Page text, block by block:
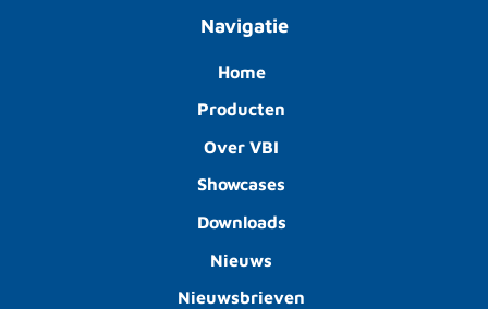
Navigatie
Home
Producten
Over VBI
Showcases
Downloads
Nieuws
Nieuwsbrieven